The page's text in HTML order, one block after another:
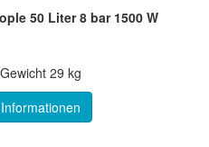
50 Liter 8 bar 1500 W
Gewicht 29 kg